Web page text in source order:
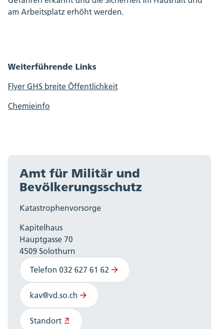
am Arbeitsplatz erhöht werden.
Weiterführende Links
Flyer GHS breite Öffentlichkeit
Chemieinfo
Amt für Militär und
Bevölkerungsschutz
Katastrophenvorsorge
Kapitelhaus
Hauptgasse 70
4509 Solothurn
Telefon 032 627 61 62
kav@vd.so.ch
Standort